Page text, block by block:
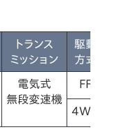
トランス
ミッション
駆動
方式
電気式
無段変速機
FF
4WD